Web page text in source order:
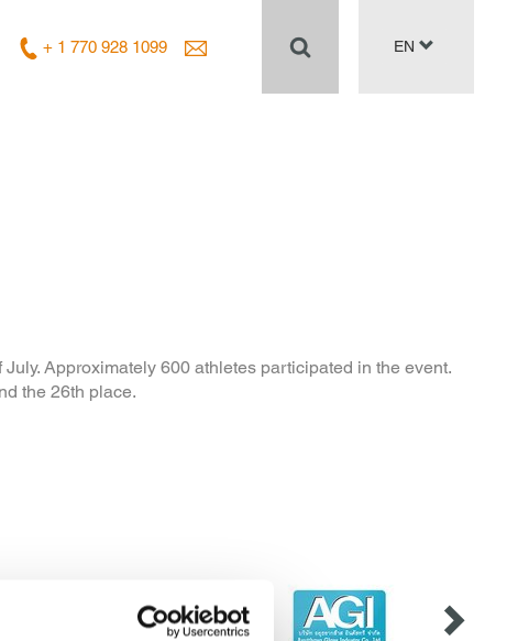
+ 1 770 928 1099 EN
Approximately 600 athletes participated in the event.
the 26th place.